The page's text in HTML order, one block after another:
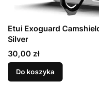
Etui Exoguard
Silver
Cena
30,00 zł
Do koszyka